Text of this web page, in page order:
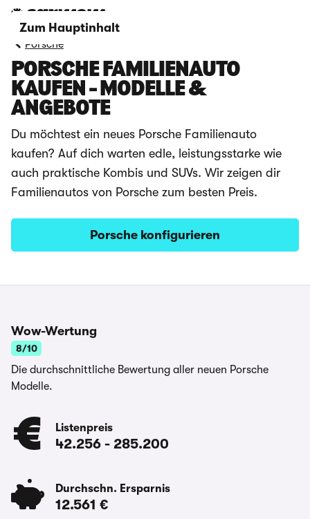
Zum Hauptinhalt
Porsche
PORSCHE FAMILIENAUTO
KAUFEN - MODELLE &
ANGEBOTE
Du möchtest ein neues Porsche Familienauto
kaufen? Auf dich warten edle, leistungsstarke wie
auch praktische Kombis und SUVs. Wir zeigen dir
Familienautos von Porsche zum besten Preis.
Porsche konfigurieren
Wow-Wertung
8/10
Die durchschnittliche Bewertung aller neuen Porsche
Modelle.
Listenpreis
42.256 - 285.200
Durchschn. Ersparnis
12.561 €